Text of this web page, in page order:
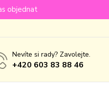
objednat
Nevíte si rady? Zavolejte.
+420 603 83 88 46